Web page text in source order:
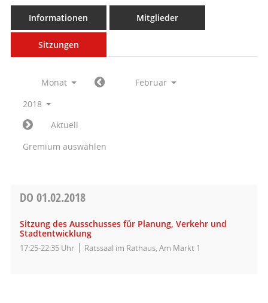
Informationen Mitglieder
Sitzungen
Monat
Februar
2018
Aktuell
Gremium auswählen
DO 01.02.2018
Sitzung des Ausschusses für Planung, Verkehr und
Stadtentwicklung
17:25-22:35 Uhr Ratssaal im Rathaus, Am Markt 1